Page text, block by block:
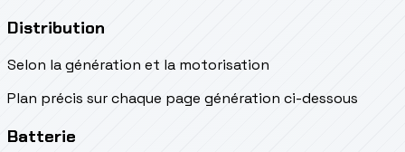
Distribution
Selon la génération et la motorisation
Plan précis sur chaque page génération ci-dessous
Batterie